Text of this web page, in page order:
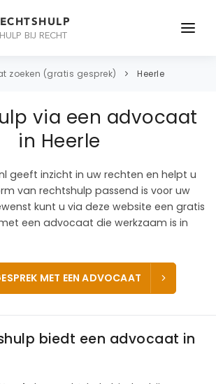
BIJ RECHT
zoeken (gratis gesprek) Heerle
via een advocaat
in Heerle
geeft inzicht in uw rechten en helpt u
van rechtshulp passend is voor uw
kunt u via deze website een gratis
een advocaat die werkzaam is in
MET EEN ADVOCAAT
biedt een advocaat in